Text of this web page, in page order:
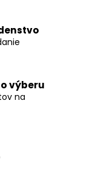
výberu
na